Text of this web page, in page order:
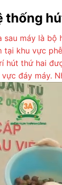
thống
sau máy là
tại khu vực
hút thứ hai
vực đáy máy.